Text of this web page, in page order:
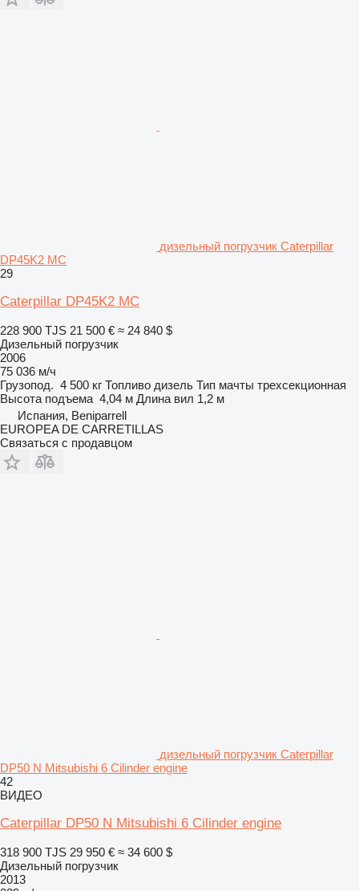
дизельный погрузчик Caterpillar
DP45K2 MC
29
Caterpillar DP45K2 MC
228 900 TJS 21 500 € ≈ 24 840 $
Дизельный погрузчик
2006
75 036 м/ч
Грузопод. 4 500 кг Топливо дизель Тип мачты трехсекционная
Высота подъема 4,04 м Длина вил 1,2 м
Испания, Beniparrell
EUROPEA DE CARRETILLAS
Связаться с продавцом
дизельный погрузчик Caterpillar
DP50 N Mitsubishi 6 Cilinder engine
42
ВИДЕО
Caterpillar DP50 N Mitsubishi 6 Cilinder engine
318 900 TJS 29 950 € ≈ 34 600 $
Дизельный погрузчик
2013